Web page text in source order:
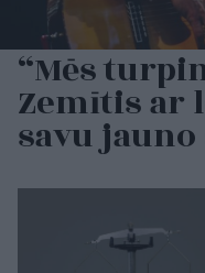
“Mēs
Zemītis ar
savu